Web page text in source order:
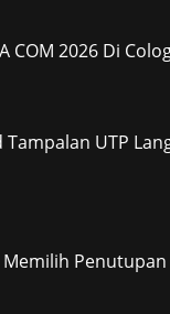
COM 2026 Di
UTP